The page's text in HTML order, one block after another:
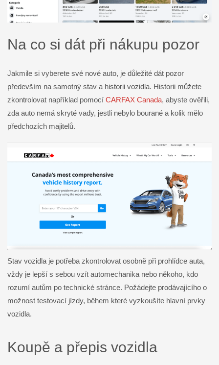
Na co si dát při nákupu pozor
Jakmile si vyberete své nové auto, je důležité dát pozor
především na samotný stav a historii vozidla. Historii můžete
zkontrolovat například pomocí CARFAX Canada, abyste ověřili,
zda auto nemá skryté vady, jestli nebylo bourané a kolik mělo
předchozích majitelů.
Stav vozidla je potřeba zkontrolovat osobně při prohlídce auta,
vždy je lepší s sebou vzít automechanika nebo někoho, kdo
rozumí autům po technické stránce. Požádejte prodávajícího o
možnost testovací jízdy, během které vyzkoušíte hlavní prvky
vozidla.
Koupě a přepis vozidla